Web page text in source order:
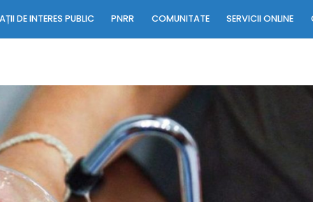
DE INTERES PUBLIC PNRR COMUNITATE SERVICII ONLINE